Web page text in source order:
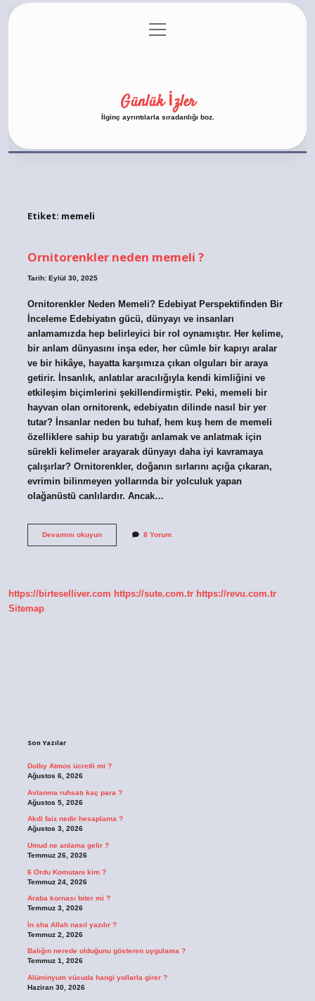
Gizlilik Politikası
menüyü
aç
Günlük İzler
İlginç ayrıntılarla sıradanlığı boz.
Etiket: memeli
Ornitorenkler neden memeli ?
Tarih: Eylül 30, 2025
Ornitorenkler Neden Memeli? Edebiyat Perspektifinden Bir
İnceleme Edebiyatın gücü, dünyayı ve insanları
anlamamızda hep belirleyici bir rol oynamıştır. Her kelime,
bir anlam dünyasını inşa eder, her cümle bir kapıyı aralar
ve bir hikâye, hayatta karşımıza çıkan olguları bir araya
getirir. İnsanlık, anlatılar aracılığıyla kendi kimliğini ve
etkileşim biçimlerini şekillendirmiştir. Peki, memeli bir
hayvan olan ornitorenk, edebiyatın dilinde nasıl bir yer
tutar? İnsanlar neden bu tuhaf, hem kuş hem de memeli
özelliklere sahip bu yaratığı anlamak ve anlatmak için
sürekli kelimeler arayarak dünyayı daha iyi kavramaya
çalışırlar? Ornitorenkler, doğanın sırlarını açığa çıkaran,
evrimin bilinmeyen yollarında bir yolculuk yapan
olağanüstü canlılardır. Ancak…
Devamını okuyunOrnitorenkler8 Yorum
https://birteselliver.com https://sute.com.tr https://revu.com.tr
Sitemap
Son Yazılar
Dolby Atmos ücretli mi ?
Ağustos 6, 2026
Avlanma ruhsatı kaç para ?
Ağustos 5, 2026
Akdi faiz nedir hesaplama ?
Ağustos 3, 2026
Umud ne anlama gelir ?
Temmuz 26, 2026
6 Ordu Komutanı kim ?
Temmuz 24, 2026
Araba kornası biter mi ?
Temmuz 3, 2026
İn sha Allah nasıl yazılır ?
Temmuz 2, 2026
Balığın nerede olduğunu gösteren uygulama ?
Temmuz 1, 2026
Alüminyum vücuda hangi yollarla girer ?
Haziran 30, 2026